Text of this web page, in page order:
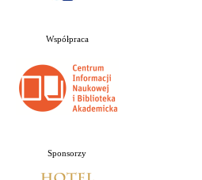
Współpraca
Sponsorzy